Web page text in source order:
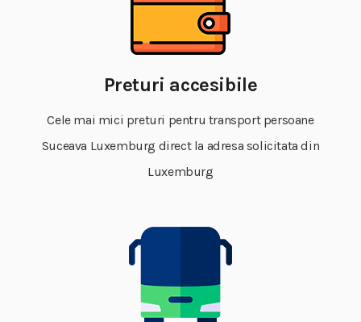
Preturi accesibile
Cele mai mici preturi pentru transport persoane
Suceava Luxemburg direct la adresa solicitata din
Luxemburg